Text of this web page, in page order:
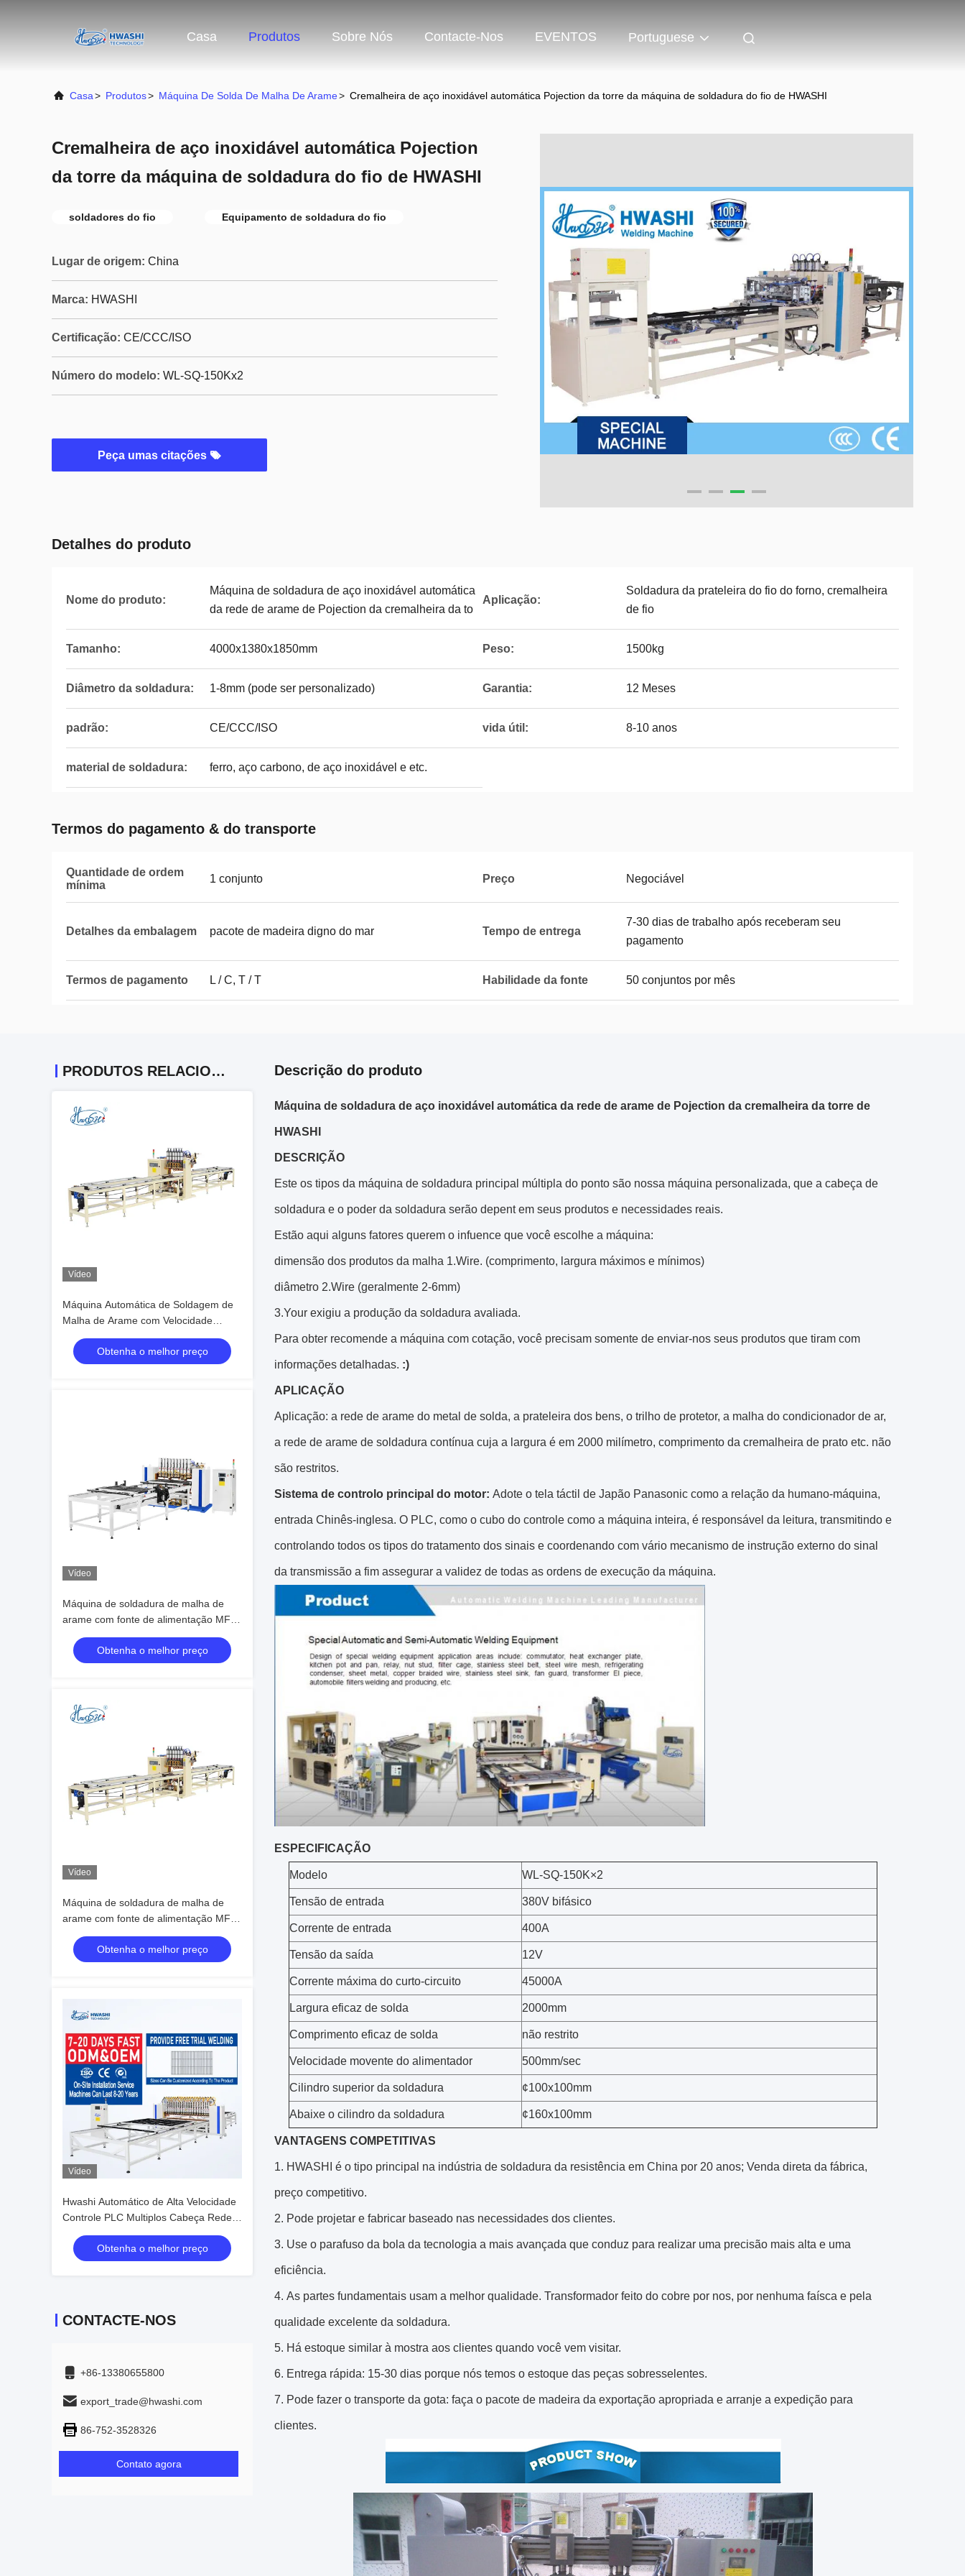
Casa Produtos Sobre Nós Contacte-Nos EVENTOS Portuguese
Casa> Produtos> Máquina De Solda De Malha De Arame> Cremalheira de aço inoxidável automática Pojection da torre da máquina de soldadura do fio de HWASHI
Cremalheira de aço inoxidável automática Pojection
da torre da máquina de soldadura do fio de HWASHI
soldadores do fio Equipamento de soldadura do fio
Lugar de origem: China
Marca: HWASHI
Certificação: CE/CCC/ISO
Número do modelo: WL-SQ-150Kx2
Peça umas citações
Detalhes do produto
Nome do produto:
Máquina de soldadura de aço inoxidável automática
da rede de arame de Pojection da cremalheira da to
Aplicação:
Soldadura da prateleira do fio do forno, cremalheira
de fio
Tamanho: 4000x1380x1850mm Peso: 1500kg
Diâmetro da soldadura: 1-8mm (pode ser personalizado) Garantia: 12 Meses
padrão: CE/CCC/ISO vida útil: 8-10 anos
material de soldadura: ferro, aço carbono, de aço inoxidável e etc.
Termos do pagamento & do transporte
Quantidade de ordem
mínima
1 conjunto Preço Negociável
Detalhes da embalagem pacote de madeira digno do mar Tempo de entrega
7-30 dias de trabalho após receberam seu
pagamento
Termos de pagamento L / C, T / T Habilidade da fonte 50 conjuntos por mês
PRODUTOS RELACIONADOS
Vídeo
Máquina Automática de Soldagem de
Malha de Arame com Velocidade
Máxima de Fiação de 200mm/S e
Dobra de Alça de Arame 2D com 1 Ano
de Garantia
Obtenha o melhor preço
Vídeo
Máquina de soldadura de malha de
arame com fonte de alimentação MF
DC de três fases 1200 mm Largura de
soldadura eficaz e comprimento de
3000 mm
Obtenha o melhor preço
Vídeo
Máquina de soldadura de malha de
arame com fonte de alimentação MF
DC de três fases 1200 mm Largura de
soldadura eficaz e comprimento de
3000 mm
Obtenha o melhor preço
Vídeo
Hwashi Automático de Alta Velocidade
Controle PLC Multiplos Cabeça Rede
de Arame Máquina de Soldadura de
Pontos para Cestas de Arame
Obtenha o melhor preço
CONTACTE-NOS
+86-13380655800
export_trade@hwashi.com
86-752-3528326
Contato agora
Descrição do produto
Máquina de soldadura de aço inoxidável automática da rede de arame de Pojection da cremalheira da torre de
HWASHI
DESCRIÇÃO
Este os tipos da máquina de soldadura principal múltipla do ponto são nossa máquina personalizada, que a cabeça de
soldadura e o poder da soldadura serão depent em seus produtos e necessidades reais.
Estão aqui alguns fatores querem o infuence que você escolhe a máquina:
dimensão dos produtos da malha 1.Wire. (comprimento, largura máximos e mínimos)
diâmetro 2.Wire (geralmente 2-6mm)
3.Your exigiu a produção da soldadura avaliada.
Para obter recomende a máquina com cotação, você precisam somente de enviar-nos seus produtos que tiram com
informações detalhadas. :)
APLICAÇÃO
Aplicação: a rede de arame do metal de solda, a prateleira dos bens, o trilho de protetor, a malha do condicionador de ar,
a rede de arame de soldadura contínua cuja a largura é em 2000 milímetro, comprimento da cremalheira de prato etc. não
são restritos.
Sistema de controlo principal do motor: Adote o tela táctil de Japão Panasonic como a relação da humano-máquina,
entrada Chinês-inglesa. O PLC, como o cubo do controle como a máquina inteira, é responsável da leitura, transmitindo e
controlando todos os tipos do tratamento dos sinais e coordenando com vário mecanismo de instrução externo do sinal
da transmissão a fim assegurar a validez de todas as ordens de execução da máquina.
ESPECIFICAÇÃO
Modelo WL-SQ-150K×2
Tensão de entrada 380V bifásico
Corrente de entrada 400A
Tensão da saída 12V
Corrente máxima do curto-circuito 45000A
Largura eficaz de solda 2000mm
Comprimento eficaz de solda não restrito
Velocidade movente do alimentador 500mm/sec
Cilindro superior da soldadura ¢100x100mm
Abaixe o cilindro da soldadura ¢160x100mm
VANTAGENS COMPETITIVAS
1. HWASHI é o tipo principal na indústria de soldadura da resistência em China por 20 anos; Venda direta da fábrica,
preço competitivo.
2. Pode projetar e fabricar baseado nas necessidades dos clientes.
3. Use o parafuso da bola da tecnologia a mais avançada que conduz para realizar uma precisão mais alta e uma
eficiência.
4. As partes fundamentais usam a melhor qualidade. Transformador feito do cobre por nos, por nenhuma faísca e pela
qualidade excelente da soldadura.
5. Há estoque similar à mostra aos clientes quando você vem visitar.
6. Entrega rápida: 15-30 dias porque nós temos o estoque das peças sobresselentes.
7. Pode fazer o transporte da gota: faça o pacote de madeira da exportação apropriada e arranje a expedição para
clientes.